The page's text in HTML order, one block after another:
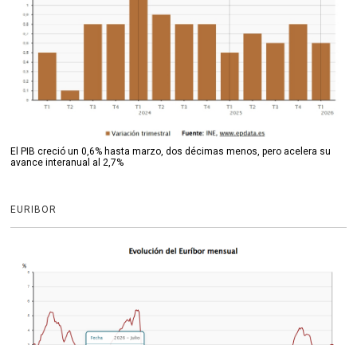
El PIB creció un 0,6% hasta marzo, dos décimas menos, pero acelera su
avance interanual al 2,7%
EURIBOR